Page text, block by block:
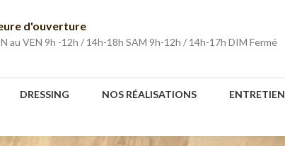
d'ouverture
au VEN 9h -12h / 14h-18h SAM 9h-12h / 14h-17h DIM Fermé
DRESSING NOS RÉALISATIONS ENTRETIEN